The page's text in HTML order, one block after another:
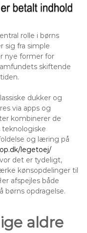
rolle i børns
fra simple
nye former for
skiftende
dukker og
via apps og
kombinerer de
og læring på
legetoej/
det er tydeligt,
kønsopdelinger til
afspejles både
børns opdragelse.
aldre